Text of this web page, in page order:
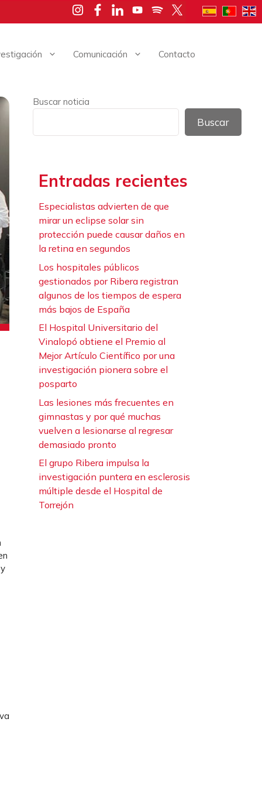
Comunicación Contacto
y
Buscar noticia
Buscar
Entradas recientes
Especialistas advierten de que
mirar un eclipse solar sin
protección puede causar daños en
la retina en segundos
Los hospitales públicos
gestionados por Ribera registran
algunos de los tiempos de espera
más bajos de España
El Hospital Universitario del
Vinalopó obtiene el Premio al
Mejor Artículo Científico por una
investigación pionera sobre el
posparto
Las lesiones más frecuentes en
gimnastas y por qué muchas
vuelven a lesionarse al regresar
demasiado pronto
El grupo Ribera impulsa la
investigación puntera en esclerosis
múltiple desde el Hospital de
Torrejón